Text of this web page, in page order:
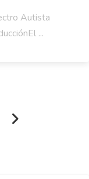
Autista
...